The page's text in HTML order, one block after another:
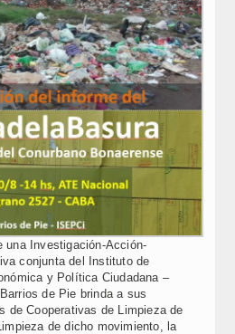
una Investigación-Acción-
conjunta del Instituto de
y Política Ciudadana –
de Pie brinda a sus
de Cooperativas de Limpieza de
de dicho movimiento, la